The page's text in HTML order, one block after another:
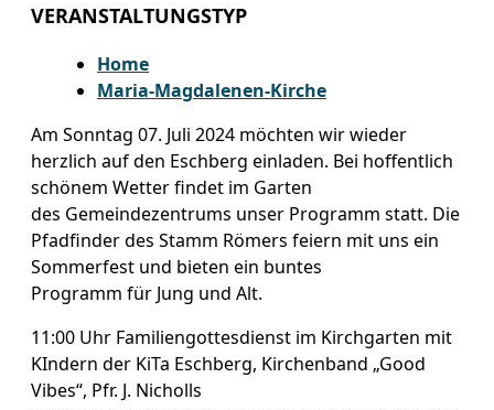
VERANSTALTUNGSTYP
Home
Maria-Magdalenen-Kirche
Am Sonntag 07. Juli 2024 möchten wir wieder
herzlich auf den Eschberg einladen. Bei hoffentlich
schönem Wetter findet im Garten
des Gemeindezentrums unser Programm statt. Die
Pfadfinder des Stamm Römers feiern mit uns ein
Sommerfest und bieten ein buntes
Programm für Jung und Alt.
11:00 Uhr Familiengottesdienst im Kirchgarten mit
KIndern der KiTa Eschberg, Kirchenband „Good
Vibes“, Pfr. J. Nicholls